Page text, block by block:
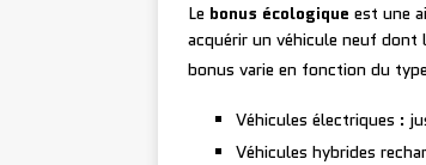
Le bonus écologique est une
acquérir un véhicule neuf dont
bonus varie en fonction du
Véhicules électriques :
Véhicules hybrides